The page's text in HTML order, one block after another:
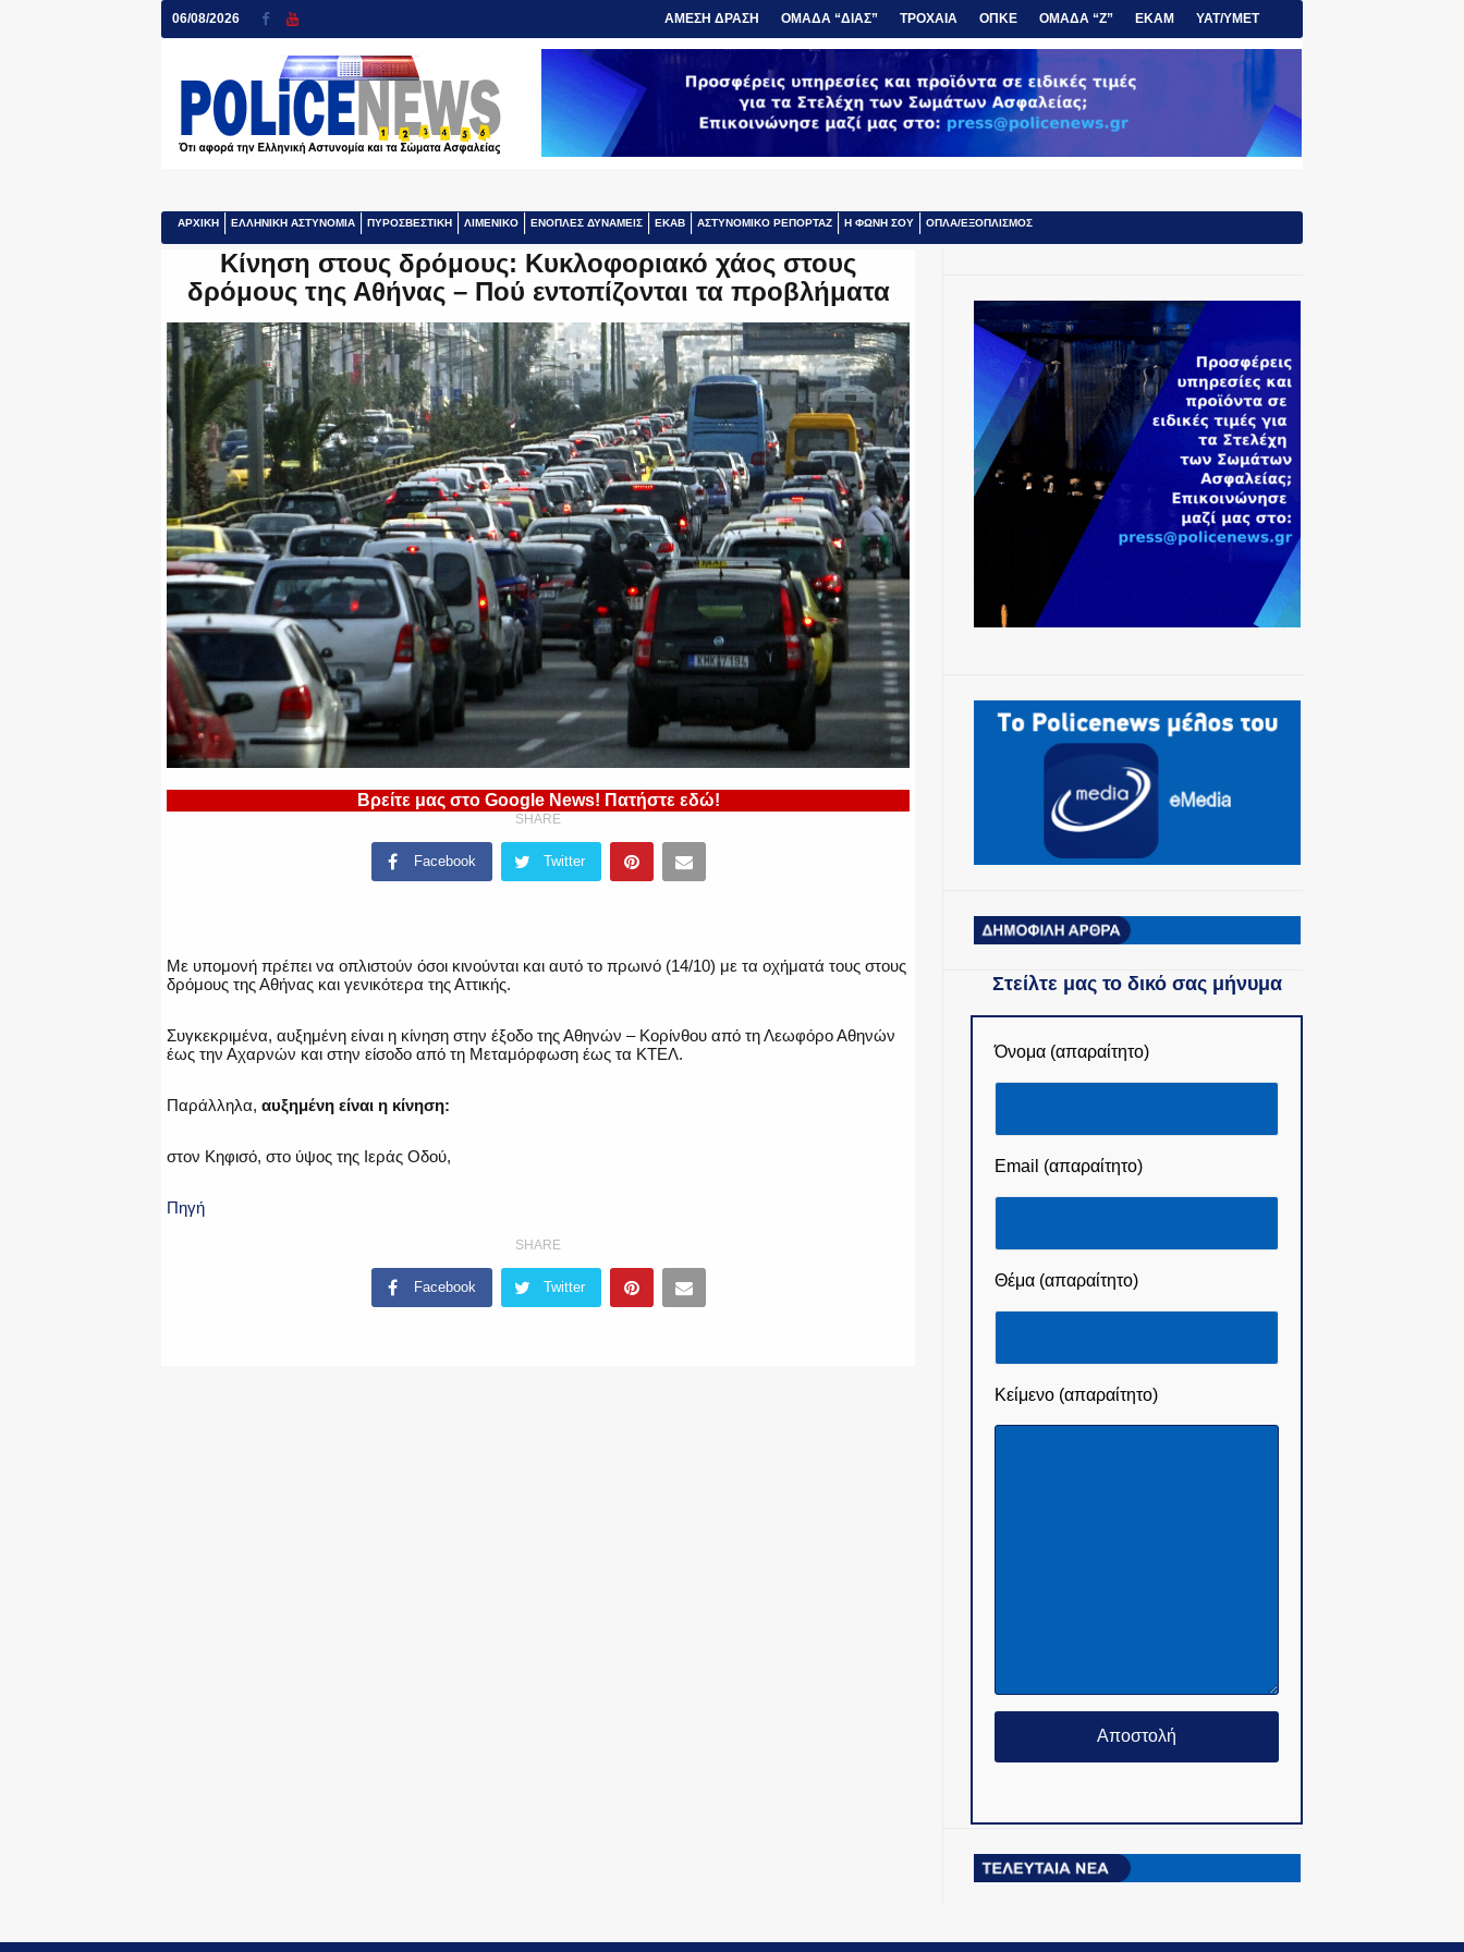
06/08/2026 ΑΜΕΣΗ ΔΡΑΣΗ ΟΜΑΔΑ “ΔΙΑΣ” ΤΡΟΧΑΙΑ ΟΠΚΕ ΟΜΑΔΑ “Ζ” ΕΚΑΜ ΥΑΤ/ΥΜΕΤ
ΑΡΧΙΚΗ ΕΛΛΗΝΙΚΗ ΑΣΤΥΝΟΜΙΑ ΠΥΡΟΣΒΕΣΤΙΚΗ ΛΙΜΕΝΙΚΟ ΕΝΟΠΛΕΣ ΔΥΝΑΜΕΙΣ ΕΚΑΒ ΑΣΤΥΝΟΜΙΚΟ ΡΕΠΟΡΤΑΖ Η ΦΩΝΗ ΣΟΥ ΟΠΛΑ/ΕΞΟΠΛΙΣΜΟΣ
Κίνηση στους δρόμους: Κυκλοφοριακό χάος στους
δρόμους της Αθήνας – Πού εντοπίζονται τα προβλήματα
Βρείτε μας στο Google News! Πατήστε εδώ!
SHARE
Facebook Twitter
Με υπομονή πρέπει να οπλιστούν όσοι κινούνται και αυτό το πρωινό (14/10) με τα οχήματά τους στους
δρόμους της Αθήνας και γενικότερα της Αττικής.
Συγκεκριμένα, αυξημένη είναι η κίνηση στην έξοδο της Αθηνών – Κορίνθου από τη Λεωφόρο Αθηνών
έως την Αχαρνών και στην είσοδο από τη Μεταμόρφωση έως τα ΚΤΕΛ.
Παράλληλα, αυξημένη είναι η κίνηση:
στον Κηφισό, στο ύψος της Ιεράς Οδού,
Πηγή
SHARE
Facebook Twitter
Στείλτε μας το δικό σας μήνυμα
Όνομα (απαραίτητο)
Email (απαραίτητο)
Θέμα (απαραίτητο)
Κείμενο (απαραίτητο)